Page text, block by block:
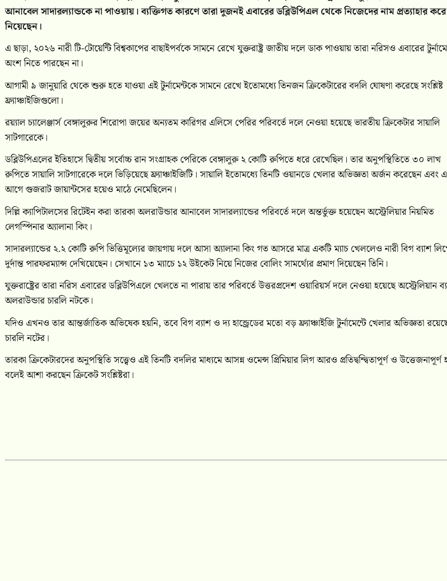
আনাবেল সাদারল্যান্ডকে না পাওয়ায়। ব্যক্তিগত কারণে তারা দুজনই এবারের ডব্লিউপিএল থেকে নিজেদের নাম প্রত্যাহার করে
নিয়েছেন।
এ ছাড়া, ২০২৬ নারী টি-টোয়েন্টি বিশ্বকাপের বাছাইপর্বকে সামনে রেখে যুক্তরাষ্ট্র জাতীয় দলে ডাক পাওয়ায় তারা নরিসও এবারের
অংশ নিতে পারছেন না।
আগামী ৯ জানুয়ারি থেকে শুরু হতে যাওয়া এই টুর্নামেন্টকে সামনে রেখে ইতোমধ্যে তিনজন ক্রিকেটারের বদলি ঘোষণা করেছে সংশ্লিষ্ট
ফ্র্যাঞ্চাইজিগুলো।
রয়্যাল চ্যালেঞ্জার্স বেঙ্গালুরুর শিরোপা জয়ের অন্যতম কারিগর এলিসে পেরির পরিবর্তে দলে নেওয়া হয়েছে ভারতীয় ক্রিকেটার সায়ালি
সাটগারেকে।
ডব্লিউপিএলের ইতিহাসে দ্বিতীয় সর্বোচ্চ রান সংগ্রাহক পেরিকে বেঙ্গালুরু ২ কোটি রুপিতে ধরে রেখেছিল। তার অনুপস্থিতিতে ৩০ লাখ
রুপিতে সায়ালি সাটগারেকে দলে ভিড়িয়েছে ফ্র্যাঞ্চাইজিটি। সায়ালি ইতোমধ্যে তিনটি ওয়ানডে খেলার অভিজ্ঞতা অর্জন করেছেন এবং
আগে গুজরাট জায়ান্টসের হয়েও মাঠে নেমেছিলেন।
দিল্লি ক্যাপিটালসের রিটেইন করা তারকা অলরাউন্ডার আনাবেল সাদারল্যান্ডের পরিবর্তে দলে অন্তর্ভুক্ত হয়েছেন অস্ট্রেলিয়ার নিয়মিত
লেগস্পিনার অ্যালানা কিং।
সাদারল্যান্ডের ২.২ কোটি রুপি ভিত্তিমূল্যের জায়গায় দলে আসা অ্যালানা কিং গত আসরে মাত্র একটি ম্যাচ খেললেও নারী বিগ ব্যাশ
দুর্দান্ত পারফরম্যান্স দেখিয়েছেন। সেখানে ১৩ ম্যাচে ১২ উইকেট নিয়ে নিজের বোলিং সামর্থ্যের প্রমাণ দিয়েছেন তিনি।
যুক্তরাষ্ট্রের তারা নরিস এবারের ডব্লিউপিএলে খেলতে না পারায় তার পরিবর্তে উত্তরপ্রদেশ ওয়ারিয়র্স দলে নেওয়া হয়েছে অস্ট্রেলিয়ান
অলরাউন্ডার চারলি নটকে।
যদিও এখনও তার আন্তর্জাতিক অভিষেক হয়নি, তবে বিগ ব্যাশ ও দ্য হান্ড্রেডের মতো বড় ফ্র্যাঞ্চাইজি টুর্নামেন্টে খেলার অভিজ্ঞতা
চারলি নটের।
তারকা ক্রিকেটারদের অনুপস্থিতি সত্ত্বেও এই তিনটি বদলির মাধ্যমে আসন্ন ওমেন্স প্রিমিয়ার লিগ আরও প্রতিদ্বন্দ্বিতাপূর্ণ ও উত্তেজনাপূর্ণ
বলেই আশা করছেন ক্রিকেট সংশ্লিষ্টরা।